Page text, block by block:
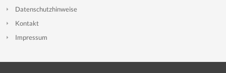
Datenschutzhinweise
Kontakt
Impressum